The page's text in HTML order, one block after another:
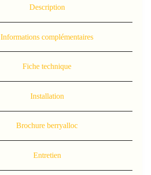
Description
Informations complémentaires
Fiche technique
Installation
Brochure berryalloc
Entretien